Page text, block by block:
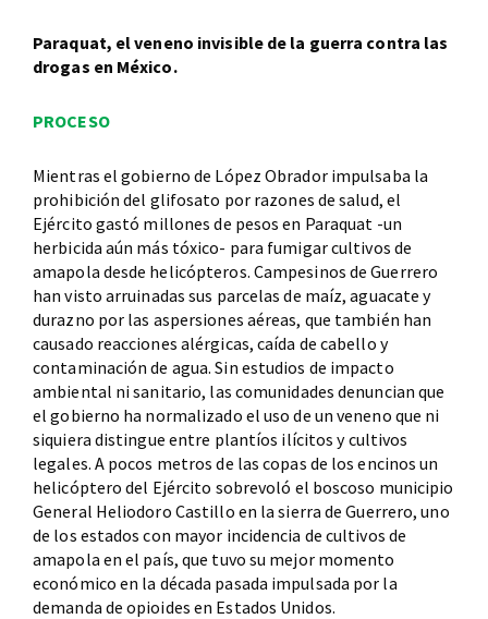
Paraquat, el veneno invisible de la guerra contra las
drogas en México.
PROCESO
Mientras el gobierno de López Obrador impulsaba la
prohibición del glifosato por razones de salud, el
Ejército gastó millones de pesos en Paraquat -un
herbicida aún más tóxico- para fumigar cultivos de
amapola desde helicópteros. Campesinos de Guerrero
han visto arruinadas sus parcelas de maíz, aguacate y
durazno por las aspersiones aéreas, que también han
causado reacciones alérgicas, caída de cabello y
contaminación de agua. Sin estudios de impacto
ambiental ni sanitario, las comunidades denuncian que
el gobierno ha normalizado el uso de un veneno que ni
siquiera distingue entre plantíos ilícitos y cultivos
legales. A pocos metros de las copas de los encinos un
helicóptero del Ejército sobrevoló el boscoso municipio
General Heliodoro Castillo en la sierra de Guerrero, uno
de los estados con mayor incidencia de cultivos de
amapola en el país, que tuvo su mejor momento
económico en la década pasada impulsada por la
demanda de opioides en Estados Unidos.